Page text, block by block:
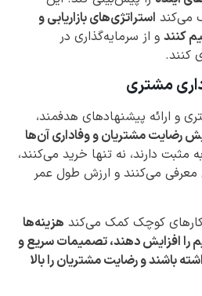
می‌کند استراتژی‌های بازاریابی و
کنند و از سرمایه‌گذاری در
کنند.
مشتری
و ارائه پیشنهادهای هدفمند،
رضایت مشتریان و وفاداری آن‌ها
دارند، نه تنها خرید می‌کنند،
معرفی می‌کنند و ارزش طول عمر
کوچک کمک می‌کند هزینه‌ها
را افزایش دهند، تصمیمات سریع و
باشند و رضایت مشتریان را بالا